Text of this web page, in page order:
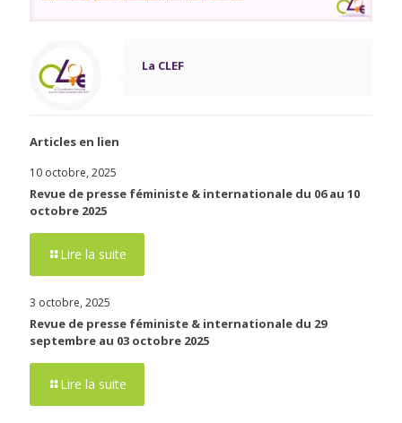
La CLEF
Articles en lien
10 octobre, 2025
Revue de presse féministe & internationale du 06 au 10
octobre 2025
Lire la suite
3 octobre, 2025
Revue de presse féministe & internationale du 29
septembre au 03 octobre 2025
Lire la suite